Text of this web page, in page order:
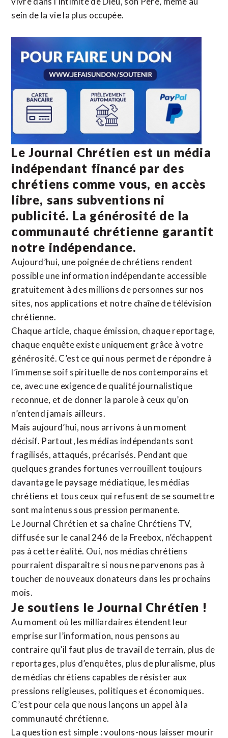
sein de la vie la plus occupée.
Le Journal Chrétien est un média
indépendant financé par des
chrétiens comme vous, en accès
libre, sans subventions ni
publicité. La générosité de la
communauté chrétienne garantit
notre indépendance.
Aujourd’hui, une poignée de chrétiens rendent
possible une information indépendante accessible
gratuitement à des millions de personnes sur nos
sites, nos applications et notre chaîne de télévision
chrétienne.
Chaque article, chaque émission, chaque reportage,
chaque enquête existe uniquement grâce à votre
générosité. C’est ce qui nous permet de répondre à
l’immense soif spirituelle de nos contemporains et
ce, avec une exigence de qualité journalistique
reconnue, et de donner la parole à ceux qu’on
n’entend jamais ailleurs.
Mais aujourd’hui, nous arrivons à un moment
décisif. Partout, les médias indépendants sont
fragilisés, attaqués, précarisés. Pendant que
quelques grandes fortunes verrouillent toujours
davantage le paysage médiatique, les médias
chrétiens et tous ceux qui refusent de se soumettre
sont maintenus sous pression permanente.
Le Journal Chrétien et sa chaîne Chrétiens TV,
diffusée sur le canal 246 de la Freebox, n’échappent
pas à cette réalité. Oui, nos médias chrétiens
pourraient disparaître si nous ne parvenons pas à
toucher de nouveaux donateurs dans les prochains
mois.
Je soutiens le Journal Chrétien !
Au moment où les milliardaires étendent leur
emprise sur l’information, nous pensons au
contraire qu’il faut plus de travail de terrain, plus de
reportages, plus d’enquêtes, plus de pluralisme, plus
de médias chrétiens capables de résister aux
pressions religieuses, politiques et économiques.
C’est pour cela que nous lançons un appel à la
communauté chrétienne.
La question est simple : voulons-nous laisser mourir